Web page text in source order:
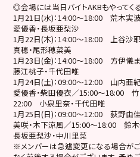
◎会場には当日バイトAKBもやってくる
1月21日(水)：14:00～18:00 荒木実
愛優香・長坂亜梨沙
1月22日(木)：14:00～18:00 上谷沙
真穂・尾形穂菜美
1月23日(金)：14:00～18:00 方伊儀
藤江桃子・千代田唯
1月24日(土)：09:00～12:00 山内亜
愛優香・柴田優衣／15:00～18:00
22:00 小泉里奈・千代田唯
1月25日(日)：09:00～12:00 荻野由
美咲・木下涼風／15:00～18:00 鈴
長坂亜梨沙・中川里菜
※メンバーは急遽変更になる場合がご